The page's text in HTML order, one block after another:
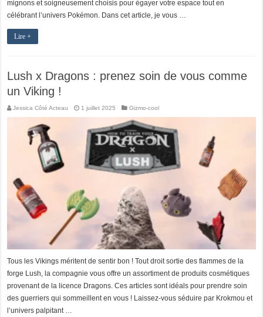
mignons et soigneusement choisis pour égayer votre espace tout en
célébrant l’univers Pokémon. Dans cet article, je vous …
Lire +
Lush x Dragons : prenez soin de vous comme
un Viking !
Jessica Côté Acteau 1 juillet 2025 Gizmo-cool
Tous les Vikings méritent de sentir bon ! Tout droit sortie des flammes de la
forge Lush, la compagnie vous offre un assortiment de produits cosmétiques
provenant de la licence Dragons. Ces articles sont idéals pour prendre soin
des guerriers qui sommeillent en vous ! Laissez-vous séduire par Krokmou et
l’univers palpitant …